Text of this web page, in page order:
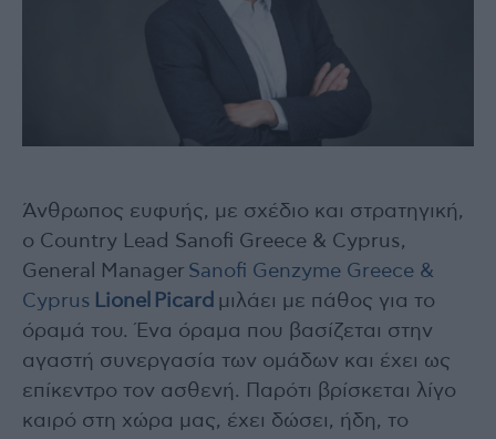
Άνθρωπος ευφυής, με σχέδιο και στρατηγική,
ο Country Lead Sanofi Greece & Cyprus,
General Manager Sanofi Genzyme Greece &
Cyprus Lionel Picard μιλάει με πάθος για το
όραμά του. Ένα όραμα που βασίζεται στην
αγαστή συνεργασία των ομάδων και έχει ως
επίκεντρο τον ασθενή. Παρότι βρίσκεται λίγο
καιρό στη χώρα μας, έχει δώσει, ήδη, το